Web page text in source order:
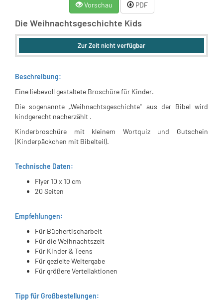
Vorschau PDF
Die Weihnachtsgeschichte Kids
Zur Zeit nicht verfügbar
Beschreibung:
Eine liebevoll gestaltete Broschüre für Kinder.
Die sogenannte „Weihnachtsgeschichte" aus der Bibel wird
kindgerecht nacherzählt .
Kinderbroschüre mit kleinem Wortquiz und Gutschein
(Kinderpäckchen mit Bibelteil).
Technische Daten:
Flyer 10 x 10 cm
20 Seiten
Empfehlungen:
Für Büchertischarbeit
Für die Weihnachtszeit
Für Kinder & Teens
Für gezielte Weitergabe
Für größere Verteilaktionen
Tipp für Großbestellungen: